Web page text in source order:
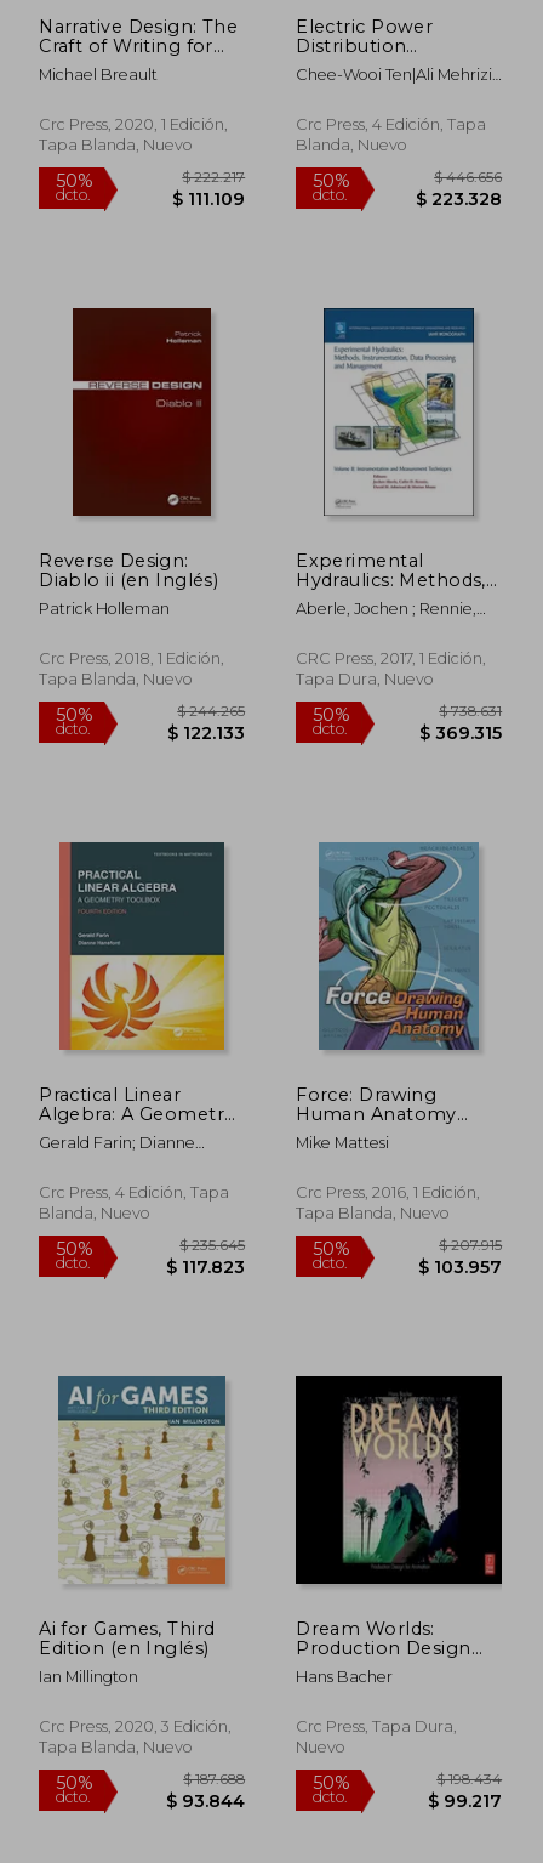
50% $ 557.272 50% $
Narrative Design: The
Craft of Writing for
Games (en Inglés)
Michael Breault
Crc Press, 2020, 1 Edición,
Tapa Blanda, Nuevo
Electric Power
Distribution
Engineering (en
Inglés)
Chee-Wooi Ten|Ali Mehrizi-
Crc Press, 4 Edición, Tapa
Blanda, Nuevo
Reverse Design:
Diablo ii (en Inglés)
Patrick Holleman
Crc Press, 2018, 1 Edición,
Tapa Blanda, Nuevo
50%
dcto.
$ 244.265
$ 122.133
Experimental
Hydraulics: Methods,
Instrumentation,
Data Processing and
Volume II:
Instrumentation and
Techniques (en
Inglés)
Aberle, Jochen ; Rennie,
CRC Press, 2017, 1 Edición,
Tapa Dura, Nuevo
50%
dcto.
Practical Linear
Algebra: A Geometry
Toolbox (Textbooks
in Mathematics) (en
Gerald Farin; Dianne
Crc Press, 4 Edición, Tapa
Blanda, Nuevo
Force: Drawing
Human Anatomy
(Force Drawing
Series) (en Inglés)
Mike Mattesi
Crc Press, 2016, 1 Edición,
Tapa Blanda, Nuevo
Ai for Games, Third
Edition (en Inglés)
Ian Millington
Crc Press, 2020, 3 Edición,
Tapa Blanda, Nuevo
Dream Worlds:
Production Design
for Animation:
Production Design in
Hans Bacher
Crc Press, Tapa Dura,
Nuevo